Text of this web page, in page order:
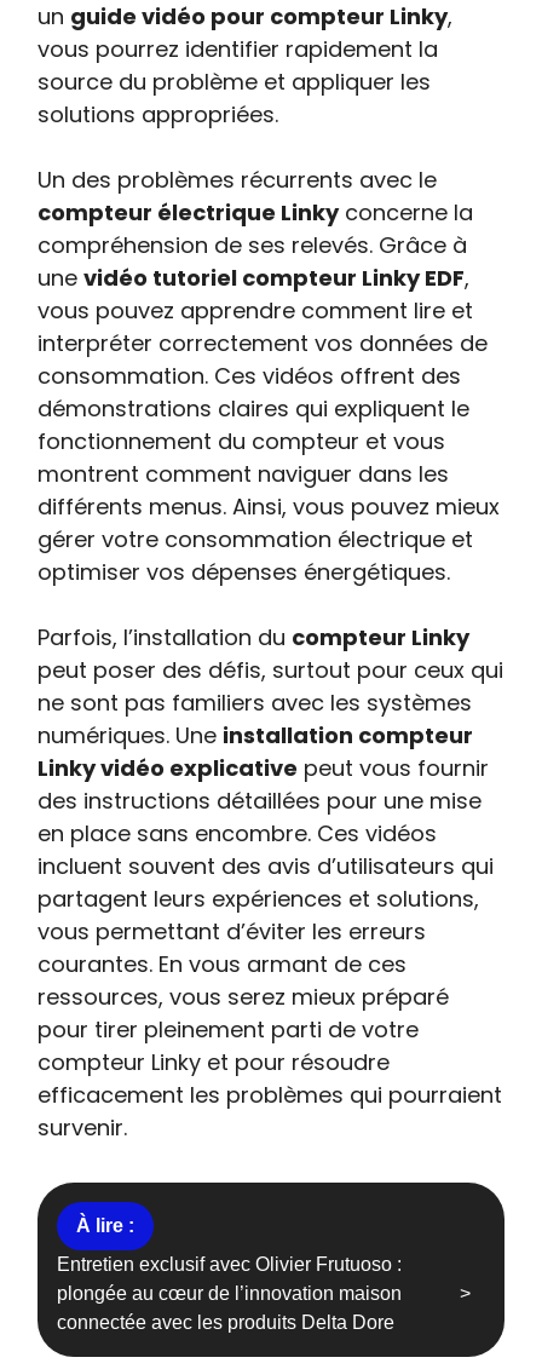
un guide vidéo pour compteur Linky,
vous pourrez identifier rapidement la
source du problème et appliquer les
solutions appropriées.
Un des problèmes récurrents avec le
compteur électrique Linkyconcerne la
compréhension de ses relevés. Grâce à
unevidéo tutoriel compteur Linky EDF,
vous pouvez apprendre comment lire et
interpréter correctement vos données de
consommation. Ces vidéos offrent des
démonstrations claires qui expliquent le
fonctionnement du compteur et vous
montrent comment naviguer dans les
différents menus. Ainsi, vous pouvez mieux
gérer votre consommation électrique et
optimiser vos dépenses énergétiques.
Parfois, l’installation du compteur Linky
peut poser des défis, surtout pour ceux qui
ne sont pas familiers avec les systèmes
numériques. Une installation compteur
Linky vidéo explicative peut vous fournir
des instructions détaillées pour une mise
en place sans encombre. Ces vidéos
incluent souvent des avis d’utilisateurs qui
partagent leurs expériences et solutions,
vous permettant d’éviter les erreurs
courantes. En vous armant de ces
ressources, vous serez mieux préparé
pour tirer pleinement parti de votre
compteur Linky et pour résoudre
efficacement les problèmes qui pourraient
survenir.
Entretien exclusif avec Olivier Frutuoso :
plongée au cœur de l’innovation maison
connectée avec les produits Delta Dore